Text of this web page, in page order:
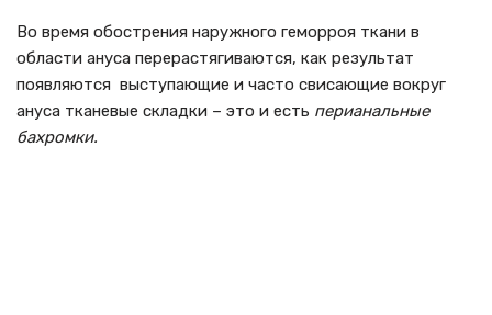
Во время обострения наружного геморроя ткани в
области ануса перерастягиваются, как результат
появляются выступающие и часто свисающие вокруг
ануса тканевые складки – это и есть перианальные
бахромки.